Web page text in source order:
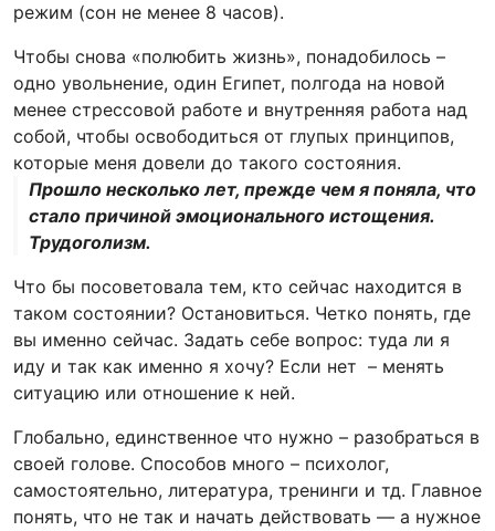
режим (сон не менее 8 часов).
Чтобы снова «полюбить жизнь», понадобилось –
одно увольнение, один Египет, полгода на новой
менее стрессовой работе и внутренняя работа над
собой, чтобы освободиться от глупых принципов,
которые меня довели до такого состояния.
Прошло несколько лет, прежде чем я поняла, что
стало причиной эмоционального истощения.
Трудоголизм.
Что бы посоветовала тем, кто сейчас находится в
таком состоянии? Остановиться. Четко понять, где
вы именно сейчас. Задать себе вопрос: туда ли я
иду и так как именно я хочу? Если нет – менять
ситуацию или отношение к ней.
Глобально, единственное что нужно – разобраться в
своей голове. Способов много – психолог,
самостоятельно, литература, тренинги и тд. Главное
понять, что не так и начать действовать — а нужное